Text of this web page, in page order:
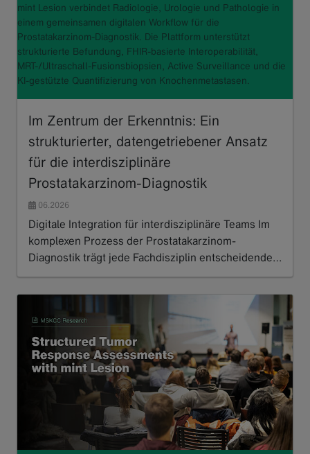
mint Lesion verbindet Radiologie, Urologie und Pathologie in
einem gemeinsamen digitalen Workflow für die
Prostatakarzinom-Diagnostik. Die Plattform unterstützt
strukturierte Befundung, FHIR-basierte Interoperabilität,
MRT-/Ultraschall-Fusionsbiopsien, Active Surveillance und die
KI-gestützte Quantifizierung von Knochenmetastasen.
Im Zentrum der Erkenntnis: Ein
strukturierter, datengetriebener Ansatz
für die interdisziplinäre
Prostatakarzinom-Diagnostik
06.2026
Digitale Integration für interdisziplinäre Teams Im
komplexen Prozess der Prostatakarzinom-
Diagnostik trägt jede Fachdisziplin entscheidende…